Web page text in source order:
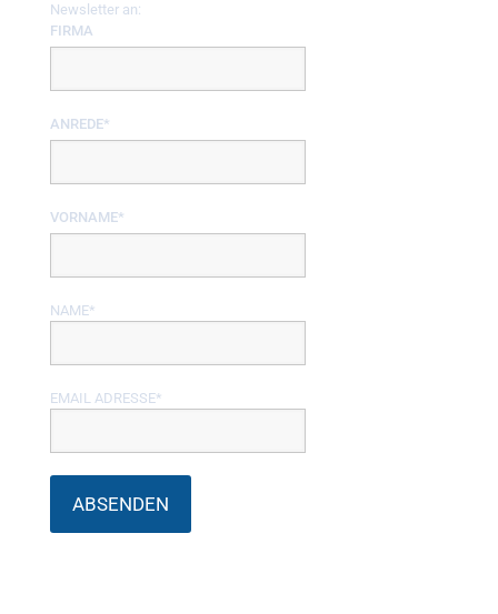
Newsletter an:
FIRMA
ANREDE*
VORNAME*
NAME*
EMAIL ADRESSE*